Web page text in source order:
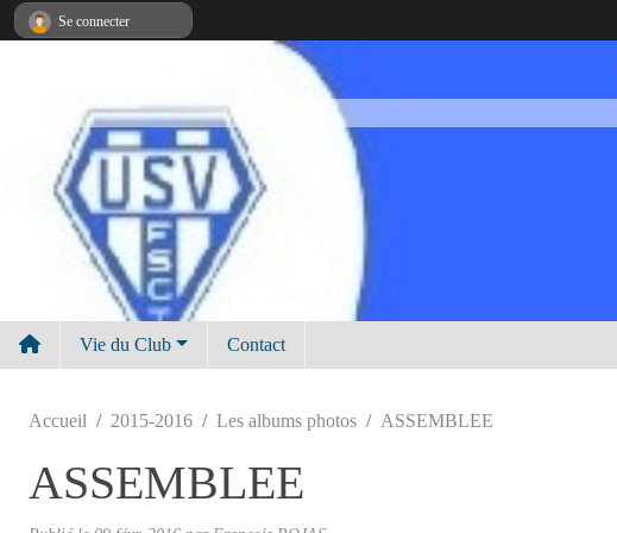
Vie du Club Contact
Accueil 2015-2016 Les albums photos ASSEMBLEE
ASSEMBLEE
Se connecter
Panneau de gestion des cookies